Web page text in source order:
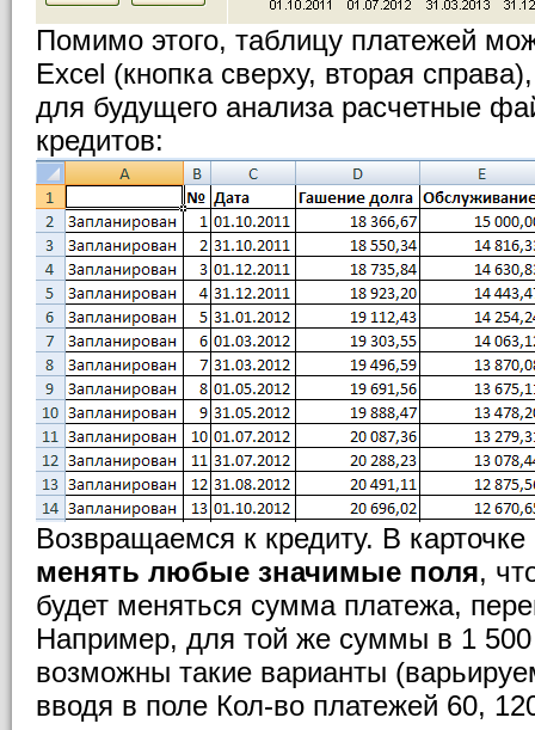
Помимо этого, таблицу платежей
Excel (кнопка сверху, вторая
для будущего анализа расчетные
кредитов:
Возвращаемся к кредиту. В
менять любые значимые поля,
будет меняться сумма платежа,
Например, для той же суммы в 1 500
возможны такие варианты
вводя в поле Кол-во платежей 60,